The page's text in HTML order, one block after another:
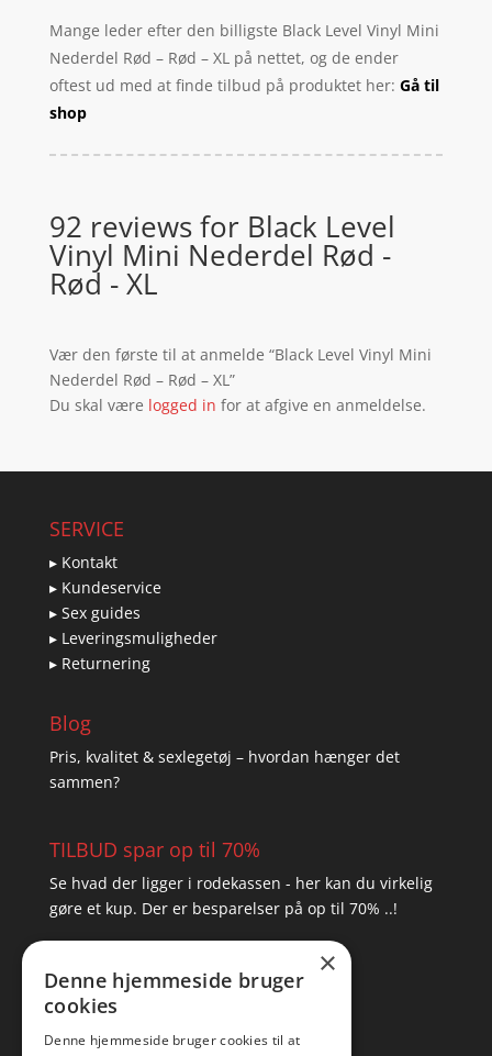
Mange leder efter den billigste Black Level Vinyl Mini
Nederdel Rød – Rød – XL på nettet, og de ender
oftest ud med at finde tilbud på produktet her: Gå til
shop
92 reviews for Black Level
Vinyl Mini Nederdel Rød -
Rød - XL
Vær den første til at anmelde “Black Level Vinyl Mini
Nederdel Rød – Rød – XL”
Du skal være logged in for at afgive en anmeldelse.
SERVICE
▸ Kontakt
▸ Kundeservice
▸ Sex guides
▸ Leveringsmuligheder
▸ Returnering
Blog
Pris, kvalitet & sexlegetøj – hvordan hænger det
sammen?
TILBUD spar op til 70%
Se hvad der ligger i rodekassen - her kan du virkelig
gøre et kup. Der er besparelser på op til 70% ..!
×
Denne hjemmeside bruger
cookies
Denne hjemmeside bruger cookies til at